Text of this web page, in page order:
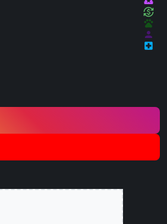
currency_exchange
pets
person
local_hospital